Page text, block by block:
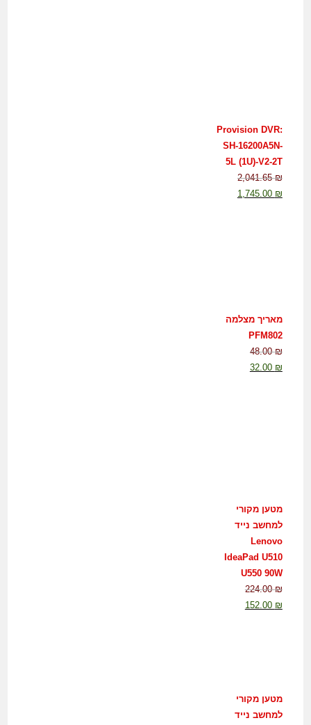
Provision DVR:
SH-16200A5N-
5L (1U)-V2-2T
2,041.65₪
1,745.00 ₪
מאריך מצלמה
PFM802
48.00₪
32.00 ₪
מטען מקורי
למחשב נייד
Lenovo
IdeaPad U510
U550 90W
224.00₪
152.00 ₪
מטען מקורי
למחשב נייד